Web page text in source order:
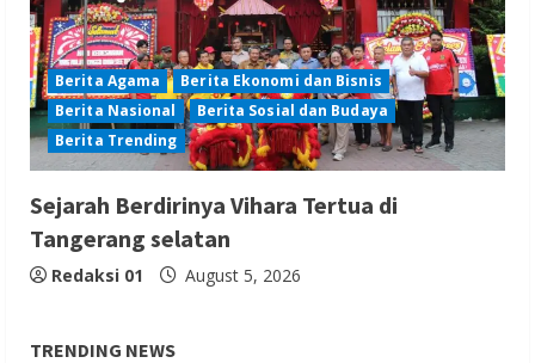
Berita Agama
Berita Ekonomi dan Bisnis
Berita Nasional
Berita Sosial dan Budaya
Berita Trending
Sejarah Berdirinya Vihara Tertua di
Tangerang selatan
Redaksi 01 August 5, 2026
TRENDING NEWS